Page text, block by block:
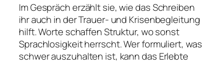
Im Gespräch erzählt sie, wie das Schreiben
ihr auch in der Trauer- und Krisenbegleitung
hilft. Worte schaffen Struktur, wo sonst
Sprachlosigkeit herrscht. Wer formuliert, was
schwer auszuhalten ist, kann das Erlebte